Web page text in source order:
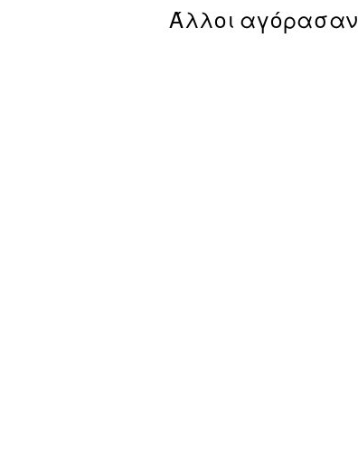
Άλλοι αγόρασαν